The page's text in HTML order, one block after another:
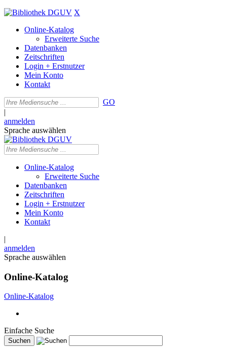
X
Online-Katalog
Erweiterte Suche
Datenbanken
Zeitschriften
Login + Erstnutzer
Mein Konto
Kontakt
GO
|
anmelden
Sprache auswählen
Online-Katalog
Erweiterte Suche
Datenbanken
Zeitschriften
Login + Erstnutzer
Mein Konto
Kontakt
|
anmelden
Sprache auswählen
Online-Katalog
Online-Katalog
Einfache Suche